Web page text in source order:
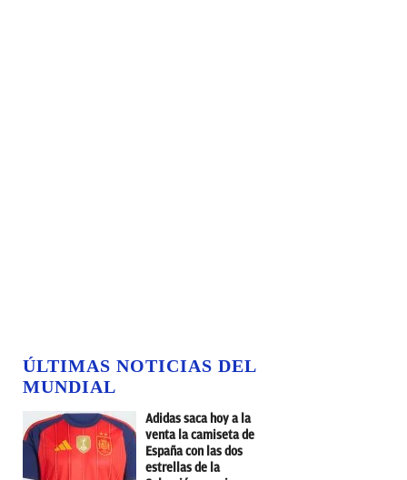
ÚLTIMAS NOTICIAS DEL
MUNDIAL
Adidas saca hoy a la
venta la camiseta de
España con las dos
estrellas de la